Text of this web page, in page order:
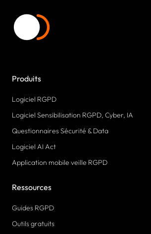
Produits
Logiciel RGPD
Logiciel Sensibilisation RGPD, Cyber, IA
Questionnaires Sécurité & Data
Logiciel AI Act
Application mobile veille RGPD
Ressources
Guides RGPD
Outils gratuits